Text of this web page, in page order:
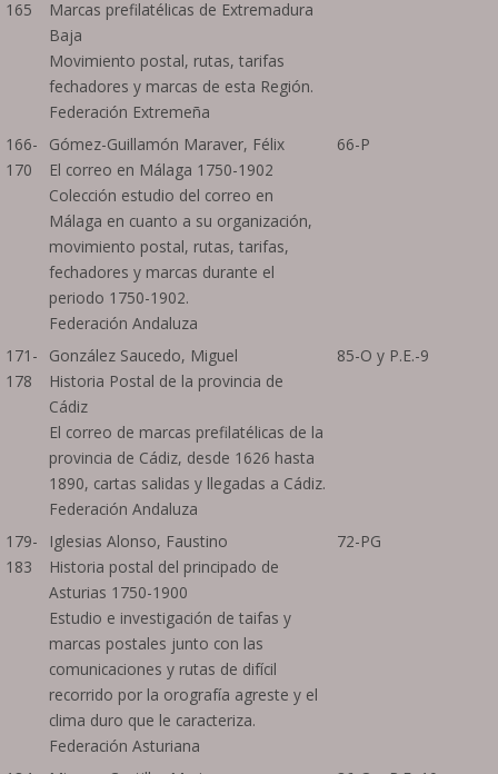
165
Marcas prefilatélicas de Extremadura
Baja
Movimiento postal, rutas, tarifas
fechadores y marcas de esta Región.
Federación Extremeña
166-
170
Gómez-Guillamón Maraver, Félix
El correo en Málaga 1750-1902
Colección estudio del correo en
Málaga en cuanto a su organización,
movimiento postal, rutas, tarifas,
fechadores y marcas durante el
periodo 1750-1902.
Federación Andaluza
66-P
171-
178
González Saucedo, Miguel
Historia Postal de la provincia de
Cádiz
El correo de marcas prefilatélicas de la
provincia de Cádiz, desde 1626 hasta
1890, cartas salidas y llegadas a Cádiz.
Federación Andaluza
85-O y P.E.-9
179-
183
Iglesias Alonso, Faustino
Historia postal del principado de
Asturias 1750-1900
Estudio e investigación de taifas y
marcas postales junto con las
comunicaciones y rutas de difícil
recorrido por la orografía agreste y el
clima duro que le caracteriza.
Federación Asturiana
72-PG